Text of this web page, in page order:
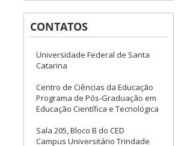
CONTATOS
Universidade Federal de Santa
Catarina
Centro de Ciências da Educação
Programa de Pós-Graduação em
Educação Científica e Tecnológica
Sala 205, Bloco B do CED
Campus Universitário Trindade